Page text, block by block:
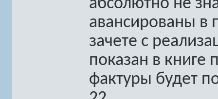
абсолютно не
авансированы в
зачете с
показан в книге
фактуры будет